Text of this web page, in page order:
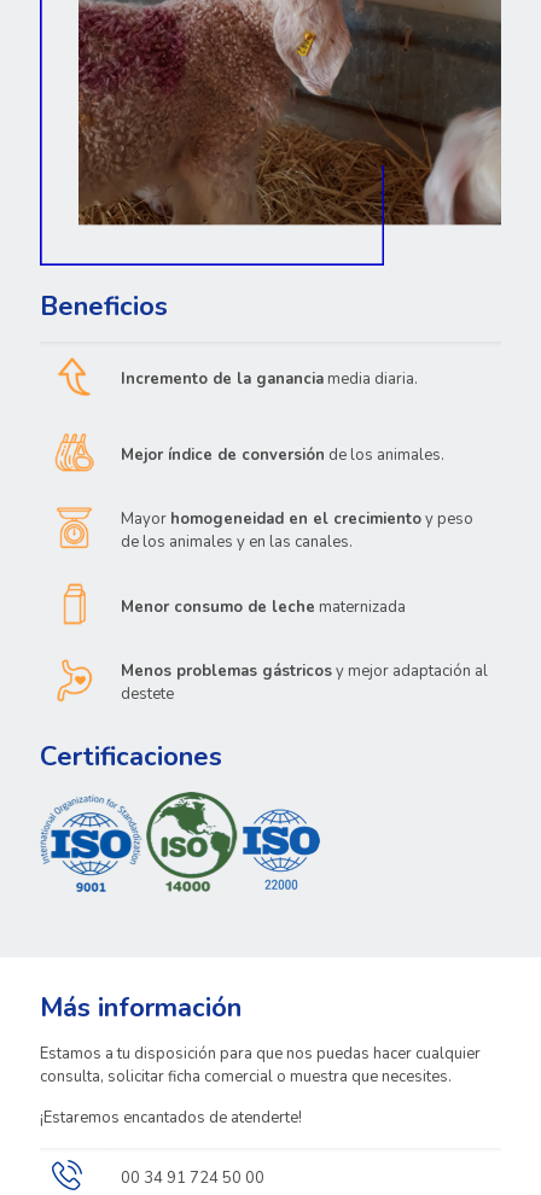
Beneficios
Incremento de la ganancia media diaria.
Mejor índice de conversión de los animales.
Mayor homogeneidad en el crecimientoy peso
de los animales y en las canales.
Menor consumo de leche maternizada
Menos problemas gástricosy mejor adaptación al
destete
Certificaciones
Más información
Estamos a tu disposición para que nos puedas hacer cualquier
consulta, solicitar ficha comercial o muestra que necesites.
¡Estaremos encantados de atenderte!
00 34 91 724 50 00